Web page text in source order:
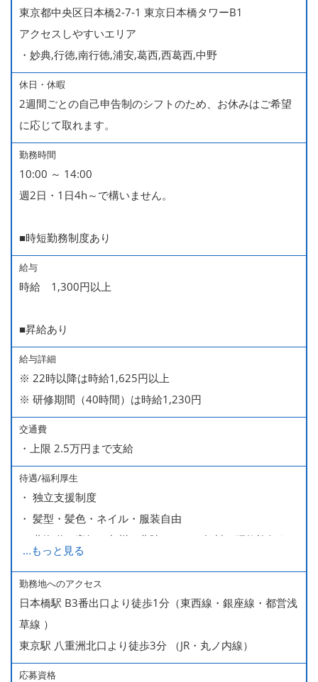
東京都中央区日本橋2-7-1 東京日本橋タワーB1
アクセスしやすいエリア
・妙典,行徳,南行徳,浦安,葛西,西葛西,中野
休日・休暇
2週間ごとの自己申告制のシフトのため、お休みはご希望
に応じて取れます。
勤務時間
10:00 ～ 14:00
週2日・1日4h～で構いません。
■時短勤務制度あり
給与
時給 1,300円以上
■昇給あり
給与詳細
※ 22時以降は時給1,625円以上
※ 研修期間（40時間）は時給1,230円
交通費
・上限 2.5万円まで支給
待遇/福利厚生
・ 独立支援制度
・ 髪型・髪色・ネイル・服装自由
・ 北海道や高知、九州、北陸などへの無料の研修旅行あり
ます
・ 無料の美味しい まかない食 あり
...もっと見る
勤務地へのアクセス
日本橋駅 B3番出口より徒歩1分（東西線・銀座線・都営浅
草線 ）
東京駅 八重洲北口より徒歩3分 （JR・丸ノ内線）
応募資格